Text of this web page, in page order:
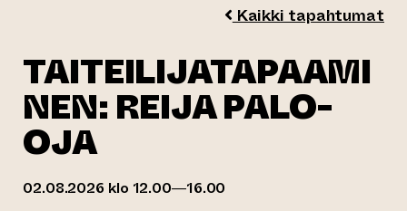
Kaikki tapahtumat
TAITEILIJATAPAAMI
NEN: REIJA PALO-
OJA
02.08.2026 klo 12.00—16.00